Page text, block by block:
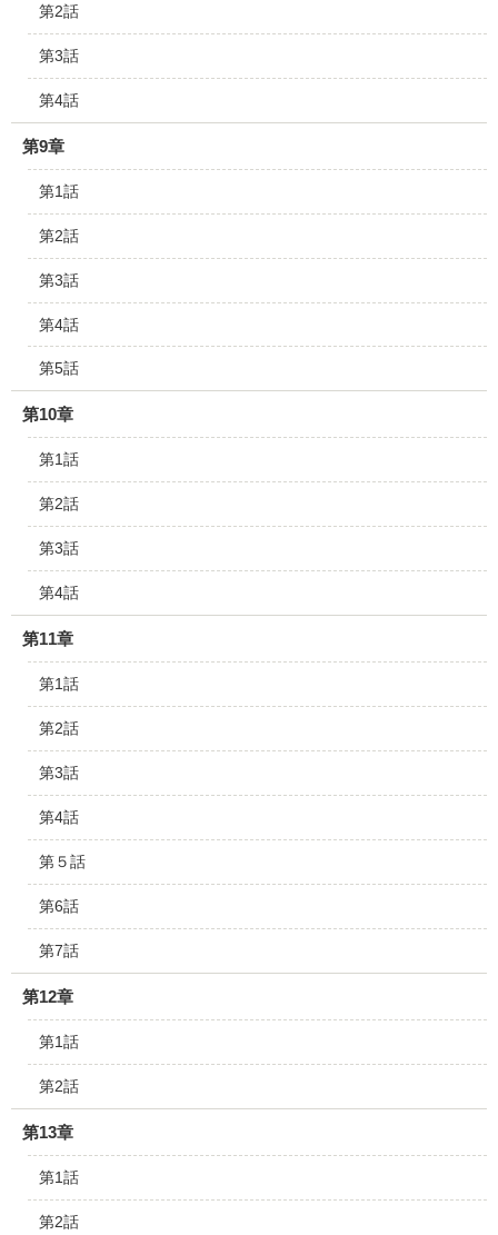
第2話
第3話
第4話
第9章
第1話
第2話
第3話
第4話
第5話
第10章
第1話
第2話
第3話
第4話
第11章
第1話
第2話
第3話
第4話
第５話
第6話
第7話
第12章
第1話
第2話
第13章
第1話
第2話